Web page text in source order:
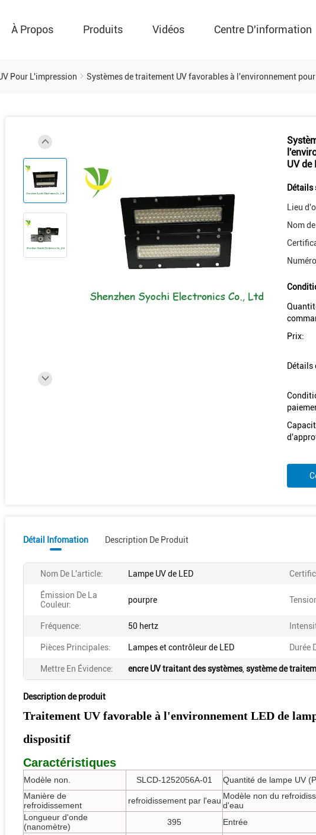
À Propos Produits Vidéos Centre D'information
Pour L'impression Systèmes de traitement UV favorables à l'environnement
UV de
Détails
Lieu
Nom
Prix:
Détails
Détail Infomation Description De Produit
Nom De L'article: Lampe UV de LED
Émission De La
Couleur:
pourpre
Fréquence: 50 hertz
Pièces Principales: Lampes et contrôleur de LED Durée
Mettre En Évidence: encre UV traitant des systèmes, système de
Description de produit
Traitement UV favorable à l'environnement LED de
dispositif
Caractéristiques
Modèle non. SLCD-1252056A-01
Quantité de lampe UV
Manière de
refroidissement
refroidissement par l'eau Modèle non du
d'eau
Longueur d'onde
(nanomètre)
395
Entrée